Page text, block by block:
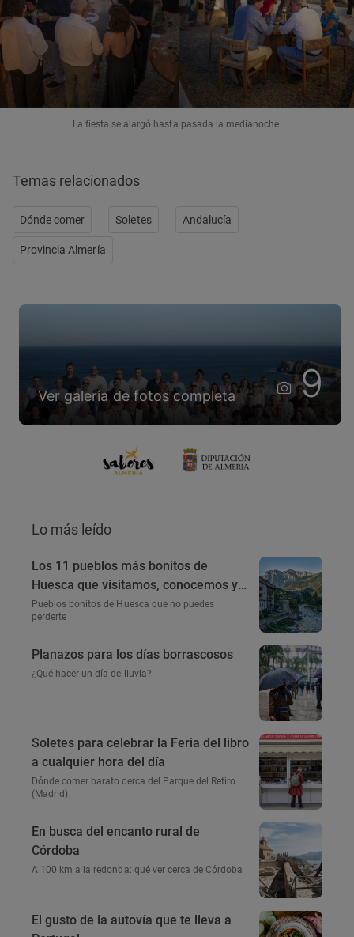
La fiesta se alargó hasta pasada la medianoche.
Temas relacionados
Dónde comer Soletes Andalucía
Provincia Almería
Ver galería de fotos completa 9
Lo más leído
Los 11 pueblos más bonitos de
Huesca que visitamos, conocemos y
amamos
Pueblos bonitos de Huesca que no puedes
perderte
Planazos para los días borrascosos
¿Qué hacer un día de lluvia?
Soletes para celebrar la Feria del libro
a cualquier hora del día
Dónde comer barato cerca del Parque del Retiro
(Madrid)
En busca del encanto rural de
Córdoba
A 100 km a la redonda: qué ver cerca de Córdoba
El gusto de la autovía que te lleva a